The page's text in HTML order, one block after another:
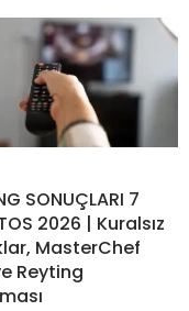
SONUÇLARI 7
2026 | Kuralsız
MasterChef
Reyting